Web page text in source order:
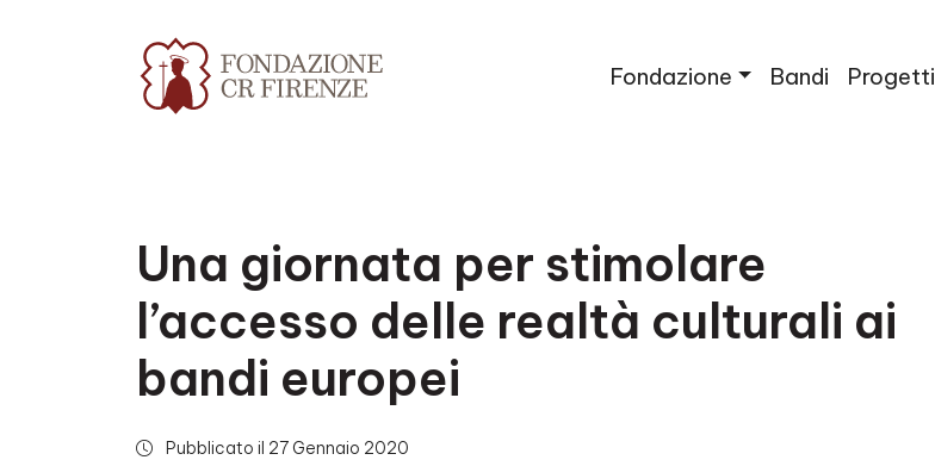
Fondazione Bandi Progetti
Una giornata per stimolare
l’accesso delle realtà culturali ai
bandi europei
Pubblicato il 27 Gennaio 2020